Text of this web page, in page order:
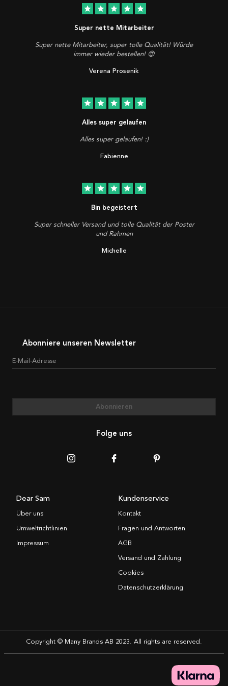
star star star star star
Super nette Mitarbeiter
Super nette Mitarbeiter, super tolle Qualität! Würde
immer wieder bestellen! 😍
Verena Prosenik
star star star star star
Alles super gelaufen
Alles super gelaufen! :)
Fabienne
star star star star star
Bin begeistert
Super schneller Versand und tolle Qualität der Poster
und Rahmen
Michelle
Abonniere unseren Newsletter
E-Mail-Adresse
Abonnieren
Folge uns
Dear Sam
Über uns
Umweltrichtlinien
Impressum
Kundenservice
Kontakt
Fragen und Antworten
AGB
Versand und Zahlung
Cookies
Datenschutzerklärung
Copyright © Many Brands AB 2023. All rights are reserved.